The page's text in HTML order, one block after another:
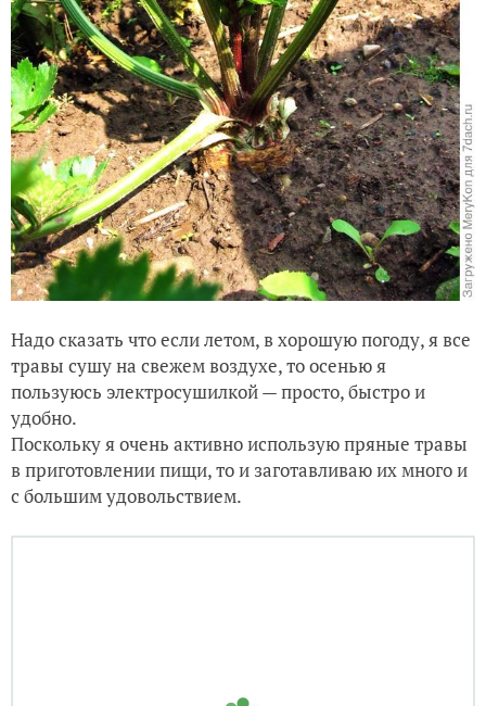
Надо сказать что если летом, в хорошую погоду, я все
травы сушу на свежем воздухе, то осенью я
пользуюсь электросушилкой — просто, быстро и
удобно.
Поскольку я очень активно использую пряные травы
в приготовлении пищи, то и заготавливаю их много и
с большим удовольствием.